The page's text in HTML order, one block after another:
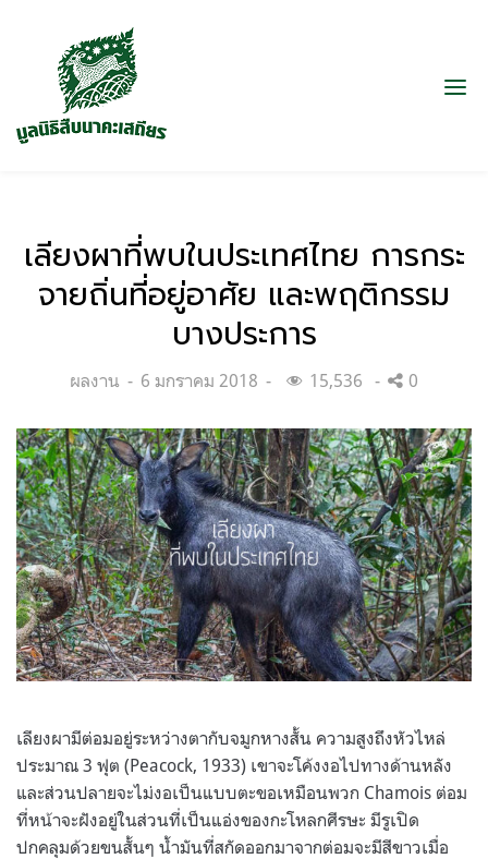
เลียงผาที่พบในประเทศไทย การกระ
จายถิ่นที่อยู่อาศัย และพฤติกรรม
บางประการ
Categories:
ผลงาน
Posted
6 มกราคม 2018 15,536 0
เลียงผามีต่อมอยู่ระหว่างตากับจมูกหางสั้น ความสูงถึงหัวไหล่
ประมาณ 3 ฟุต (Peacock, 1933) เขาจะโค้งงอไปทางด้านหลัง
และส่วนปลายจะไม่งอเป็นแบบตะขอเหมือนพวก Chamois ต่อม
ที่หน้าจะฝังอยู่ในส่วนที่เป็นแอ่งของกะโหลกศีรษะ มีรูเปิด
ปกคลุมด้วยขนสั้นๆ น้ำมันที่สกัดออกมาจากต่อมจะมีสีขาวเมื่อ